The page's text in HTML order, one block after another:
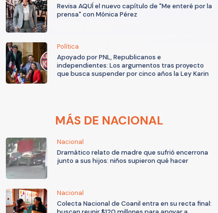
Revisa AQUÍ el nuevo capítulo de "Me enteré por la
prensa" con Mónica Pérez
Política
Apoyado por PNL, Republicanos e
independientes: Los argumentos tras proyecto
que busca suspender por cinco años la Ley Karin
MÁS DE NACIONAL
Nacional
Dramático relato de madre que sufrió encerrona
junto a sus hijos: niños supieron qué hacer
Nacional
Colecta Nacional de Coanil entra en su recta final: